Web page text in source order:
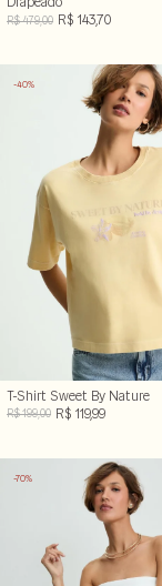
R$ 479,00 R$ 143,70
-40%
T-Shirt Sweet By Nature
R$ 199,00 R$ 119,99
-70%